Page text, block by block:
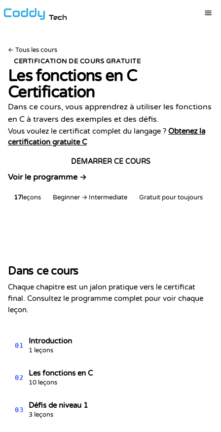
Tech
← Tous les cours
CERTIFICATION DE COURS GRATUITE
Les fonctions en C
Certification
Dans ce cours, vous apprendrez à utiliser les fonctions
en C à travers des exemples et des défis.
Vous voulez le certificat complet du langage ? Obtenez la
certification gratuite C
DÉMARRER CE COURS
Voir le programme →
17leçons Beginner → Intermediate Gratuit pour toujours
Les fonctions en C
Kevin
Spektor, CTO
8/6/2026
Date
Dans ce cours
Chaque chapitre est un jalon pratique vers le certificat
final. Consultez le programme complet pour voir chaque
leçon.
01
Introduction
1 leçons
02
Les fonctions en C
10 leçons
03
Défis de niveau 1
3 leçons